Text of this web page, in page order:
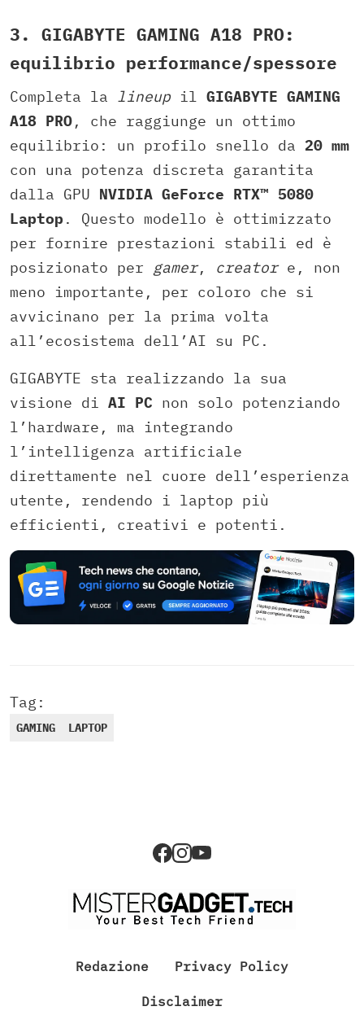
3. GIGABYTE GAMING A18 PRO:
equilibrio performance/spessore
Completa la lineupil GIGABYTE GAMING
A18 PRO, che raggiunge un ottimo
equilibrio: un profilo snello da 20 mm
con una potenza discreta garantita
dalla GPU NVIDIA GeForce RTX™ 5080
Laptop . Questo modello è ottimizzato
per fornire prestazioni stabili ed è
posizionato per gamer, creatore, non
meno importante, per coloro che si
avvicinano per la prima volta
all’ecosistema dell’AI su PC.
GIGABYTE sta realizzando la sua
visione di AI PC non solo potenziando
l’hardware, ma integrando
l’intelligenza artificiale
direttamente nel cuore dell’esperienza
utente, rendendo i laptop più
efficienti, creativi e potenti.
Tag:
GAMING LAPTOP
Redazione Privacy Policy
Disclaimer